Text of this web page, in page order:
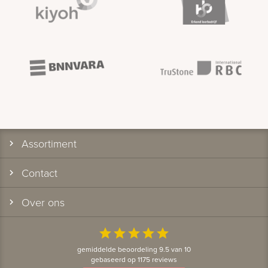
Assortiment
Contact
Over ons
starstarstarstarstar
gemiddelde beoordeling 9.5 van 10
gebaseerd op 1175 reviews